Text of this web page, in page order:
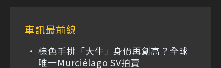
車訊最前線
棕色手排「大牛」身價再創高？全球
唯一Murciélago SV拍賣